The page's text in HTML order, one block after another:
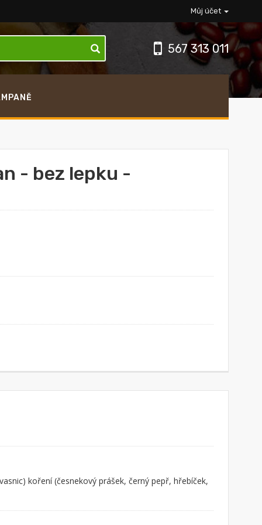
Můj účet
567 313 011
- bez lepku -
koření (česnekový prášek, černý pepř, hřebíček,